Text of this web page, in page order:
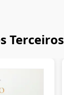
Terceiros